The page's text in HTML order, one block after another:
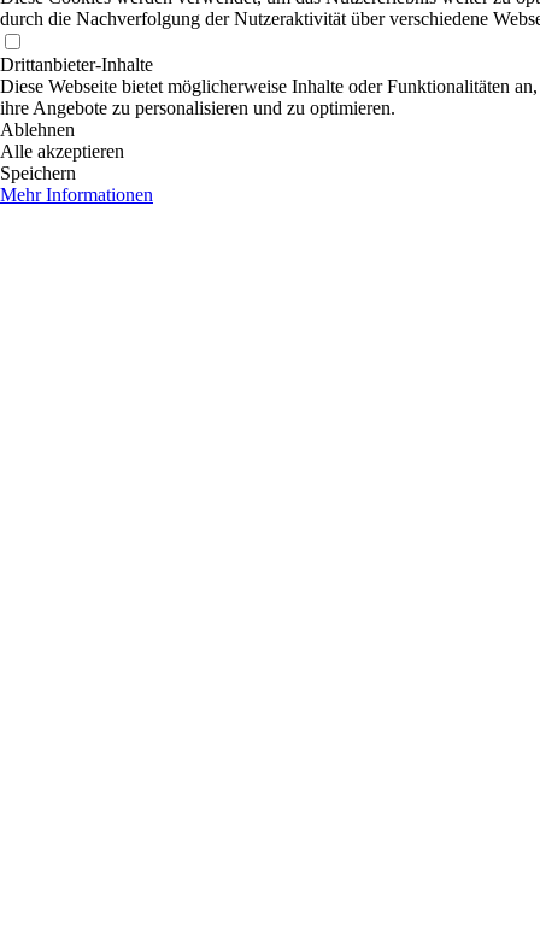
durch die Nachverfolgung der Nutzeraktivität über verschiedene
Drittanbieter-Inhalte
Diese Webseite bietet möglicherweise Inhalte oder Funktionalitäten
ihre Angebote zu personalisieren und zu optimieren.
Ablehnen
Alle akzeptieren
Speichern
Mehr Informationen